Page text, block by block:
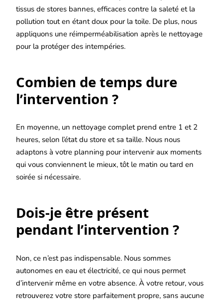
tissus de stores bannes, efficaces contre la saleté et la
pollution tout en étant doux pour la toile. De plus, nous
appliquons une réimperméabilisation après le nettoyage
pour la protéger des intempéries.
Combien de temps dure
l’intervention ?
En moyenne, un nettoyage complet prend entre 1 et 2
heures, selon l’état du store et sa taille. Nous nous
adaptons à votre planning pour intervenir aux moments
qui vous conviennent le mieux, tôt le matin ou tard en
soirée si nécessaire.
Dois-je être présent
pendant l’intervention ?
Non, ce n’est pas indispensable. Nous sommes
autonomes en eau et électricité, ce qui nous permet
d’intervenir même en votre absence. À votre retour, vous
retrouverez votre store parfaitement propre, sans aucune